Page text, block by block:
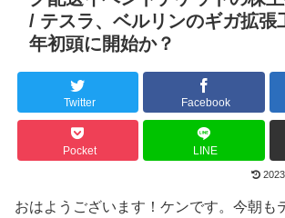
/ テスラ、ベルリンのギガ拡張
年初頭に開始か？
Twitter Facebook
Pocket LINE
おはようございます！ケンです。今朝も